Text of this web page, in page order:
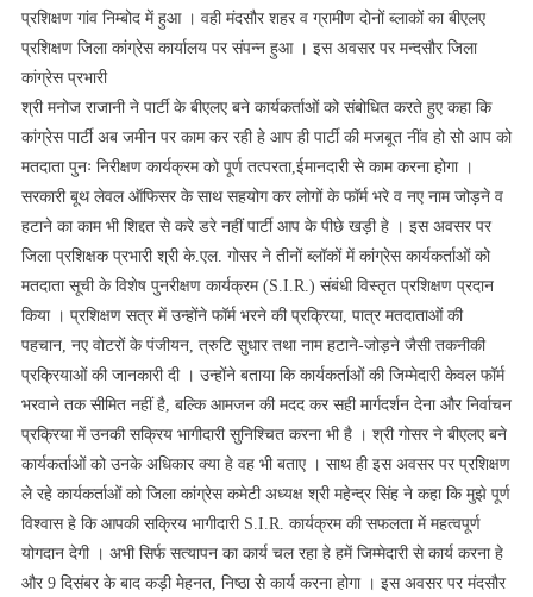
प्रशिक्षण गांव निम्बोद में हुआ । वही मंदसौर शहर व ग्रामीण दोनों ब्लाकों का बीएलए
प्रशिक्षण जिला कांग्रेस कार्यालय पर संपन्न हुआ । इस अवसर पर मन्दसौर जिला
कांग्रेस प्रभारी
श्री मनोज राजानी ने पार्टी के बीएलए बने कार्यकर्ताओं को संबोधित करते हुए कहा कि
कांग्रेस पार्टी अब जमीन पर काम कर रही हे आप ही पार्टी की मजबूत नींव हो सो आप को
मतदाता पुनः निरीक्षण कार्यक्रम को पूर्ण तत्परता,ईमानदारी से काम करना होगा ।
सरकारी बूथ लेवल ऑफिसर के साथ सहयोग कर लोगों के फॉर्म भरे व नए नाम जोड़ने व
हटाने का काम भी शिद्दत से करे डरे नहीं पार्टी आप के पीछे खड़ी हे । इस अवसर पर
जिला प्रशिक्षक प्रभारी श्री के.एल. गोसर ने तीनों ब्लॉकों में कांग्रेस कार्यकर्ताओं को
मतदाता सूची के विशेष पुनरीक्षण कार्यक्रम (S.I.R.) संबंधी विस्तृत प्रशिक्षण प्रदान
किया । प्रशिक्षण सत्र में उन्होंने फॉर्म भरने की प्रक्रिया, पात्र मतदाताओं की
पहचान, नए वोटरों के पंजीयन, त्रुटि सुधार तथा नाम हटाने-जोड़ने जैसी तकनीकी
प्रक्रियाओं की जानकारी दी । उन्होंने बताया कि कार्यकर्ताओं की जिम्मेदारी केवल फॉर्म
भरवाने तक सीमित नहीं है, बल्कि आमजन की मदद कर सही मार्गदर्शन देना और निर्वाचन
प्रक्रिया में उनकी सक्रिय भागीदारी सुनिश्चित करना भी है । श्री गोसर ने बीएलए बने
कार्यकर्ताओं को उनके अधिकार क्या हे वह भी बताए । साथ ही इस अवसर पर प्रशिक्षण
ले रहे कार्यकर्ताओं को जिला कांग्रेस कमेटी अध्यक्ष श्री महेन्द्र सिंह ने कहा कि मुझे पूर्ण
विश्वास हे कि आपकी सक्रिय भागीदारी S.I.R. कार्यक्रम की सफलता में महत्वपूर्ण
योगदान देगी । अभी सिर्फ सत्यापन का कार्य चल रहा हे हमें जिम्मेदारी से कार्य करना हे
और 9 दिसंबर के बाद कड़ी मेहनत, निष्ठा से कार्य करना होगा । इस अवसर पर मंदसौर